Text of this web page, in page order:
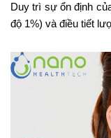
Duy trì sự ổn định
độ 1%) và điều tiết